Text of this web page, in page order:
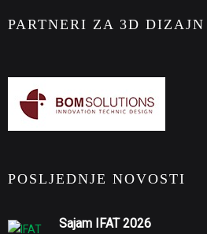
PARTNERI ZA 3D DIZAJN
POSLJEDNJE NOVOSTI
Sajam IFAT 2026